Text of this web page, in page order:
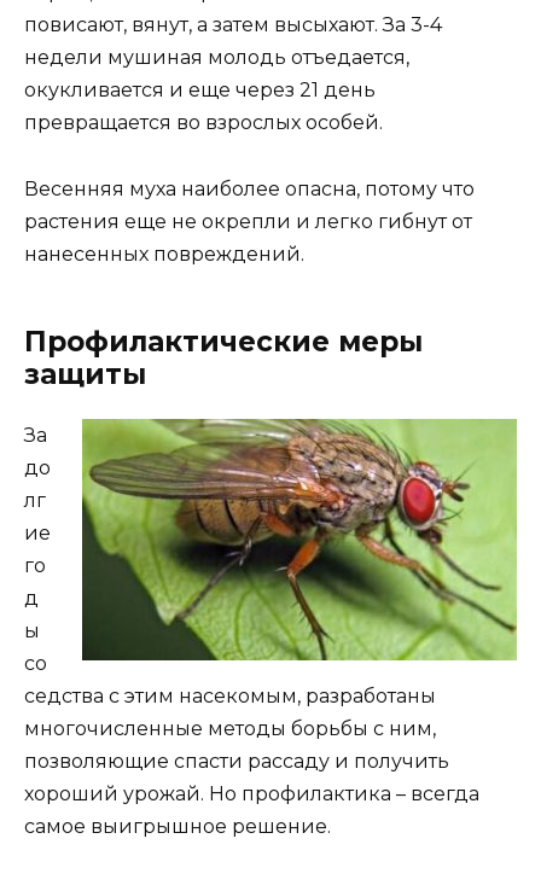
повисают, вянут, а затем высыхают. За 3-4
недели мушиная молодь отъедается,
окукливается и еще через 21 день
превращается во взрослых особей.
Весенняя муха наиболее опасна, потому что
растения еще не окрепли и легко гибнут от
нанесенных повреждений.
Профилактические меры
защиты
За
до
лг
ие
го
д
ы
со
седства с этим насекомым, разработаны
многочисленные методы борьбы с ним,
позволяющие спасти рассаду и получить
хороший урожай. Но профилактика – всегда
самое выигрышное решение.